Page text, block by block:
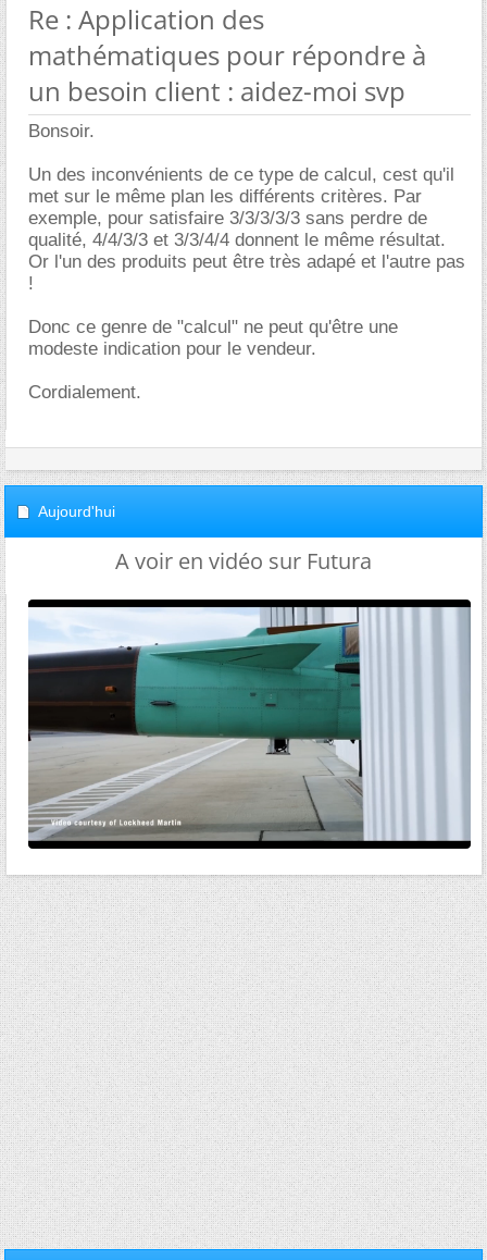
Re : Application des
mathématiques pour répondre à
un besoin client : aidez-moi svp
Bonsoir.
Un des inconvénients de ce type de calcul, cest qu'il
met sur le même plan les différents critères. Par
exemple, pour satisfaire 3/3/3/3/3 sans perdre de
qualité, 4/4/3/3 et 3/3/4/4 donnent le même résultat.
Or l'un des produits peut être très adapé et l'autre pas
!
Donc ce genre de "calcul" ne peut qu'être une
modeste indication pour le vendeur.
Cordialement.
Aujourd'hui
A voir en vidéo sur Futura